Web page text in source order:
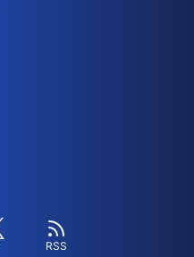
RSS